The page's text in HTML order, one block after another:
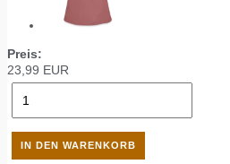
Preis:
23,99 EUR